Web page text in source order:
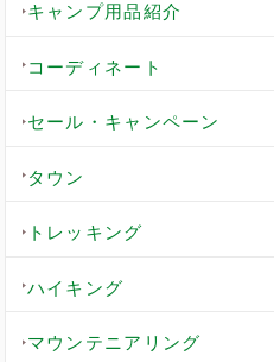
キャンプ用品紹介
コーディネート
セール・キャンペーン
タウン
トレッキング
ハイキング
マウンテニアリング